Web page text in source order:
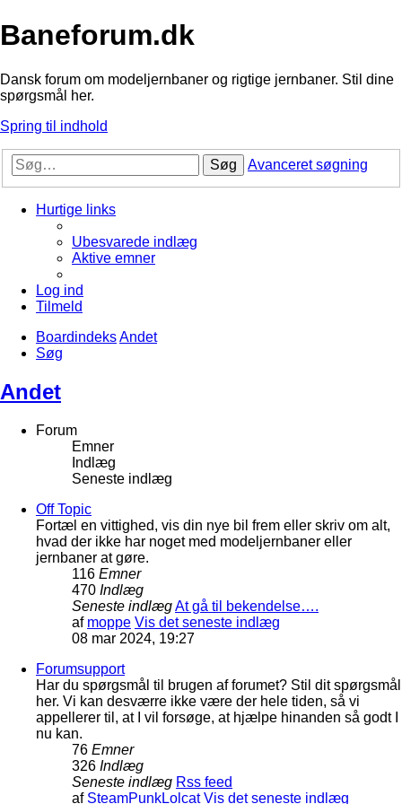
Baneforum.dk
Dansk forum om modeljernbaner og rigtige jernbaner. Stil dine
spørgsmål her.
Spring til indhold
Søg Avanceret søgning
Hurtige links
Ubesvarede indlæg
Aktive emner
Log ind
Tilmeld
BoardindeksAndet
Søg
Andet
Forum
Emner
Indlæg
Seneste indlæg
Off Topic
Fortæl en vittighed, vis din nye bil frem eller skriv om alt,
hvad der ikke har noget med modeljernbaner eller
jernbaner at gøre.
116 Emner
470 Indlæg
Seneste indlægAt gå til bekendelse….
af moppe Vis det seneste indlæg
08 mar 2024, 19:27
Forumsupport
Har du spørgsmål til brugen af forumet? Stil dit spørgsmål
her. Vi kan desværre ikke være der hele tiden, så vi
appellerer til, at I vil forsøge, at hjælpe hinanden så godt I
nu kan.
76 Emner
326 Indlæg
Seneste indlæg Rss feed
af SteamPunkLolcat Vis det seneste indlæg